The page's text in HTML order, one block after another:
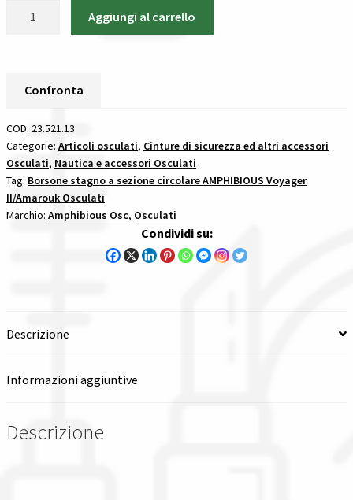
Checkout
Voyager
L
Nera
sacche
zaini
e
borsoni
Aggiungi al carrello
Confronta
COD: 23.521.13
Categorie: Articoli osculati, Cinture di sicurezza ed altri accessori
Osculati, Nautica e accessori Osculati
Tag: Borsone stagno a sezione circolare AMPHIBIOUS Voyager
II/Amarouk Osculati
Marchio: Amphibious Osc, Osculati
Condividi su:
Descrizione
Informazioni aggiuntive
Descrizione